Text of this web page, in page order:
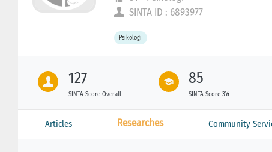
SINTA ID : 6893977
Psikologi
127
SINTA Score Overall
85
SINTA Score 3Yr
Articles Researches Community